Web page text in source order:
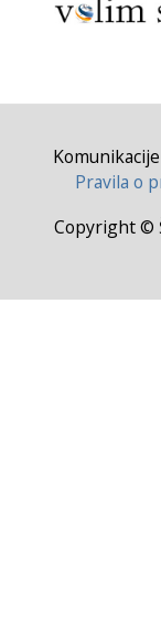
Komunikacije
Pravila o
Copyright ©